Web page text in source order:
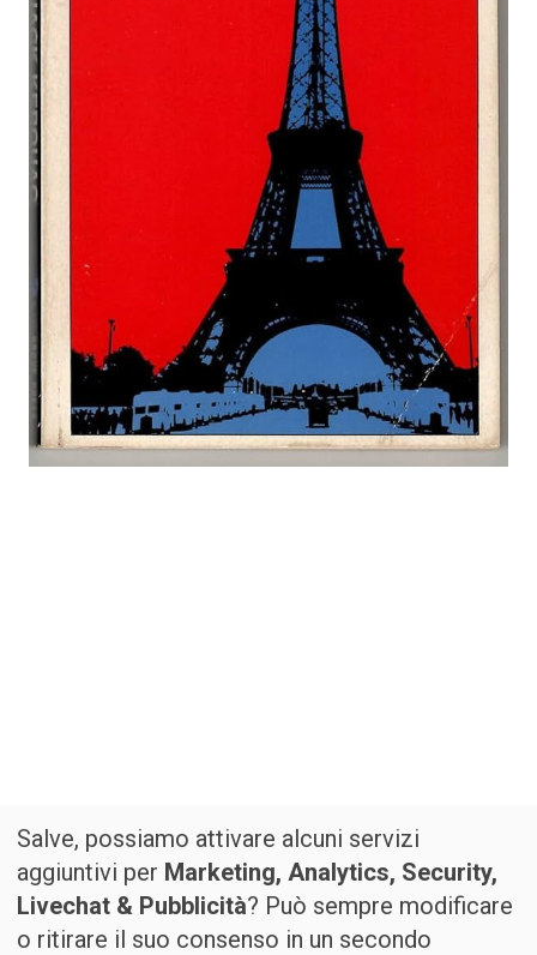
Salve, possiamo attivare alcuni servizi
aggiuntivi per Marketing, Analytics, Security,
Livechat & Pubblicità? Può sempre modificare
o ritirare il suo consenso in un secondo